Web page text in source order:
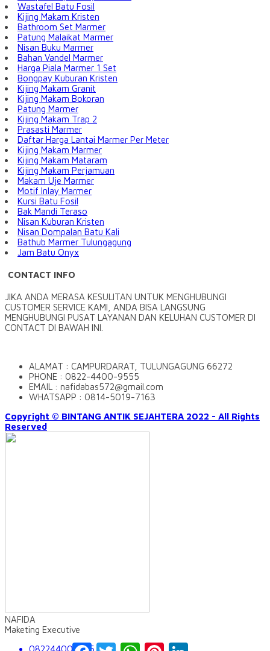
Wastafel Batu Fosil
Kijing Makam Kristen
Bathroom Set Marmer
Patung Malaikat Marmer
Nisan Buku Marmer
Bahan Vandel Marmer
Harga Piala Marmer 1 Set
Bongpay Kuburan Kristen
Kijing Makam Granit
Kijing Makam Bokoran
Patung Marmer
Kijing Makam Trap 2
Prasasti Marmer
Daftar Harga Lantai Marmer Per Meter
Kijing Makam Marmer
Kijing Makam Mataram
Kijing Makam Perjamuan
Makam Uje Marmer
Motif Inlay Marmer
Kursi Batu Fosil
Bak Mandi Teraso
Nisan Kuburan Kristen
Nisan Dompalan Batu Kali
Bathub Marmer Tulungagung
Jam Batu Onyx
CONTACT INFO
JIKA ANDA MERASA KESULITAN UNTUK MENGHUBUNGI
CUSTOMER SERVICE KAMI, ANDA BISA LANGSUNG
MENGHUBUNGI PUSAT LAYANAN DAN KELUHAN CUSTOMER DI
CONTACT DI BAWAH INI.
ALAMAT : CAMPURDARAT, TULUNGAGUNG 66272
PHONE : 0822-4400-9555
EMAIL : nafidabas572@gmail.com
WHATSAPP : 0814-5019-7163
Copyright © BINTANG ANTIK SEJAHTERA 2022 - All Rights
Reserved
NAFIDA
Maketing Executive
082244009555FacebookTwitterWhatsAppPinterest